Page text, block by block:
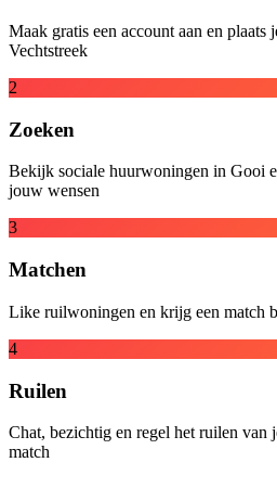
Maak gratis een account aan en
Vechtstreek
2
Zoeken
Bekijk sociale huurwoningen in Gooi
jouw wensen
3
Matchen
Like ruilwoningen en krijg een match
4
Ruilen
Chat, bezichtig en regel het ruilen van
match